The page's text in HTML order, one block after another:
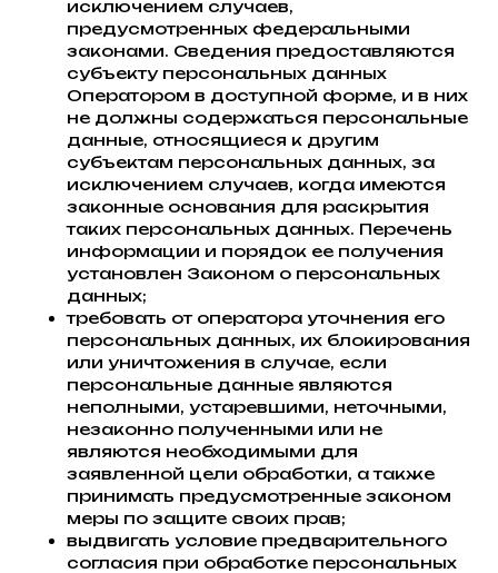
исключением случаев,
предусмотренных федеральными
законами. Сведения предоставляются
субъекту персональных данных
Оператором в доступной форме, и в них
не должны содержаться персональные
данные, относящиеся к другим
субъектам персональных данных, за
исключением случаев, когда имеются
законные основания для раскрытия
таких персональных данных. Перечень
информации и порядок ее получения
установлен Законом о персональных
данных;
требовать от оператора уточнения его
персональных данных, их блокирования
или уничтожения в случае, если
персональные данные являются
неполными, устаревшими, неточными,
незаконно полученными или не
являются необходимыми для
заявленной цели обработки, а также
принимать предусмотренные законом
меры по защите своих прав;
выдвигать условие предварительного
согласия при обработке персональных